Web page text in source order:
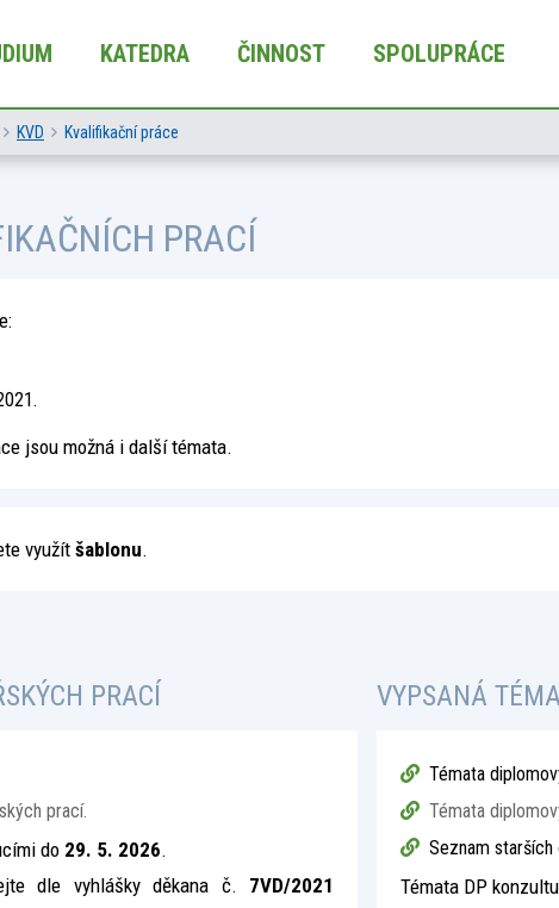
KATEDRA ČINNOST SPOLUPRÁCE
KVD Kvalifikační práce
PRACÍ
.
jsou možná i další témata.
využít šablonu.
PRACÍ
prací.
do 29. 5. 2026.
dle vyhlášky děkana č. 7VD/2021
VYPSANÁ
Témata
Témata
Seznam starších
Témata DP